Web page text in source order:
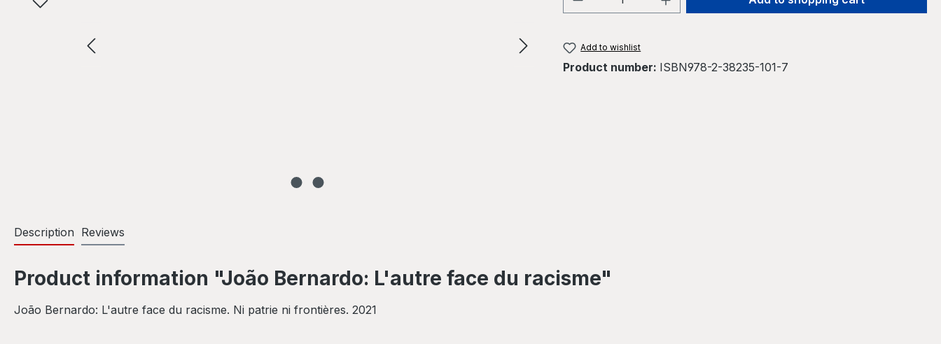
Add to wishlist
Product number: ISBN978-2-38235-101-7
Description Reviews
Product information "João Bernardo: L'autre face du racisme"
João Bernardo: L'autre face du racisme. Ni patrie ni frontières. 2021